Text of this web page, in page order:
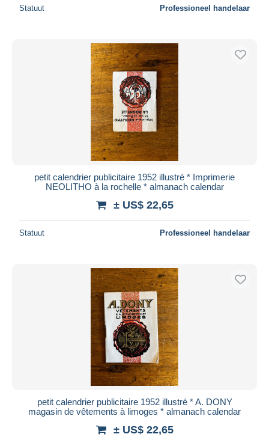
Statuut Professioneel handelaar
petit calendrier publicitaire 1952 illustré * Imprimerie
NEOLITHO à la rochelle * almanach calendar
± US$ 22,65
Statuut Professioneel handelaar
petit calendrier publicitaire 1952 illustré * A. DONY
magasin de vêtements à limoges * almanach calendar
± US$ 22,65